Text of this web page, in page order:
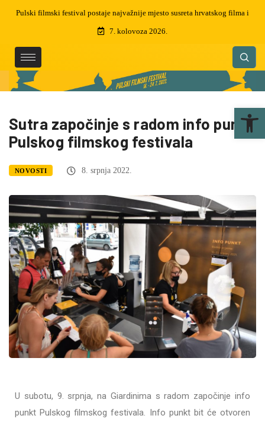
Preminuo je Martin Semenčić, filmski montažer i dizajner zvuka, dobitnik
čak 5 zlatnih arena
7. kolovoza 2026.
Sutra započinje s radom info punkt
Pulskog filmskog festivala
NOVOSTI 8. srpnja 2022.
U subotu, 9. srpnja, na Giardinima s radom započinje info
punkt Pulskog filmskog festivala. Info punkt bit će otvoren